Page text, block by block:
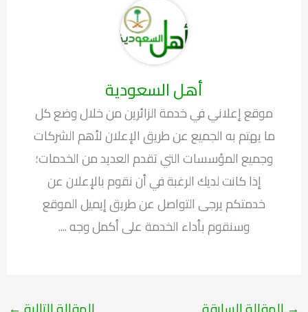
أهل السعودية
موقع إعلاني في خدمة الزائرين من خلال وضع كل
ما يهتم به الجميع عن طريق الإعلان لأهم الشركات
وجميع المؤسسات التي تقدم العديد من الخدمات؛
إذا كانت لديك الرغبة في أن نقوم بالإعلان عن
خدمتكم يرجى التواصل عن طريق إيميل الموقع
وسنقوم بأداء الخدمة على أكمل وجه ....